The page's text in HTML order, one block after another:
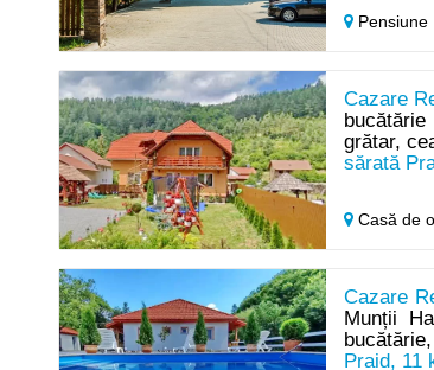
Pensiune
Cazare
grătar,
sărată
Casă de
Cazare
Munții
Praid, 11